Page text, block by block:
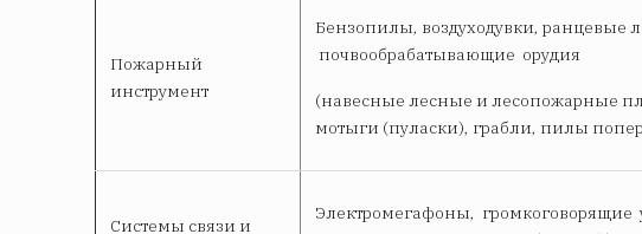
Пожарный
инструмент
Бензопилы, воздуходувки,
почвообрабатывающие орудия
(навесные лесные и лесопожарные
мотыги (пуласки), грабли, пилы
Системы связи и
Электромегафоны, громкоговорящие